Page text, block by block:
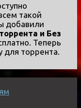
такой
добавили
и Без
Теперь
для торрента.